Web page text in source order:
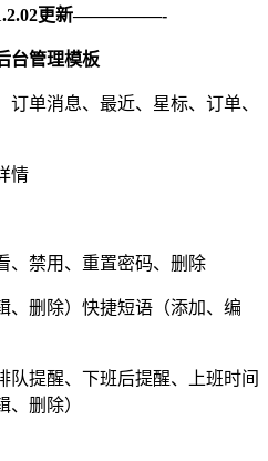
更新—————-
台管理模板
订单消息、最近、星标、订单、
情
、禁用、重置密码、删除
、删除）快捷短语（添加、编
队提醒、下班后提醒、上班时间
删除）